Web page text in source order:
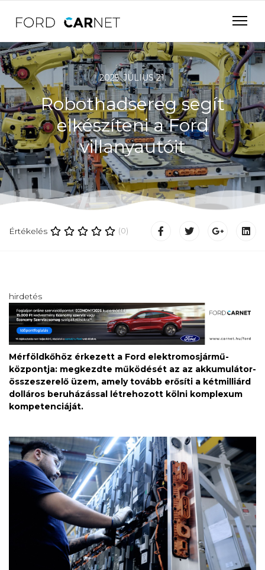
2025. JÚLIUS 21.
Robothadsereg segít
elkészíteni a Ford
villanyautóit
Értékelés (0)
hirdetés
Mérföldkőhöz érkezett a Ford elektromosjármű-
központja: megkezdte működését az az akkumulátor-
összeszerelő üzem, amely tovább erősíti a kétmilliárd
dolláros beruházással létrehozott kölni komplexum
kompetenciáját.